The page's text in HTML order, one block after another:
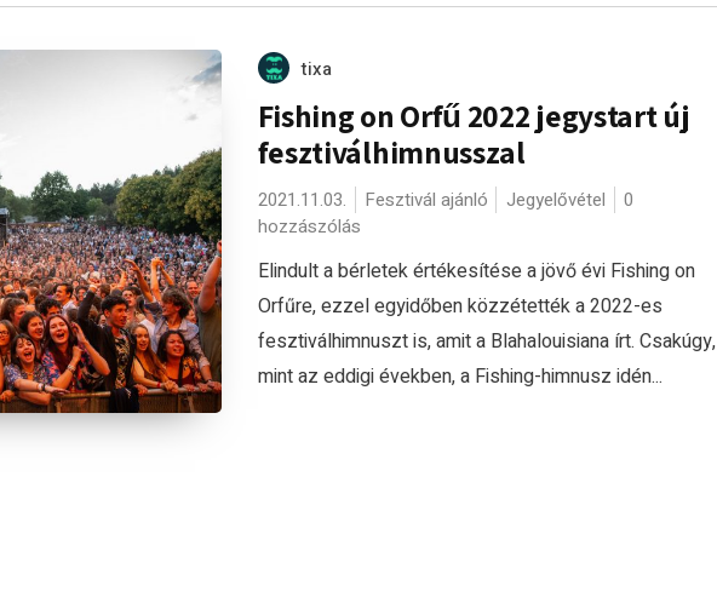
tixa
Fishing on Orfű 2022 jegystart új
fesztiválhimnusszal
2021.11.03. Fesztivál ajánló Jegyelővétel
0
hozzászólás
Elindult a bérletek értékesítése a jövő évi Fishing on
Orfűre, ezzel egyidőben közzétették a 2022-es
fesztiválhimnuszt is, amit a Blahalouisiana írt. Csakúgy,
mint az eddigi években, a Fishing-himnusz idén...